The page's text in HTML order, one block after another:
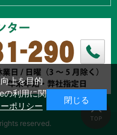
reserved.
上を目的
の利用に関
ポリシー
閉じる